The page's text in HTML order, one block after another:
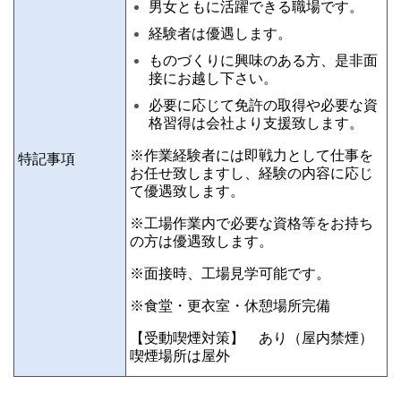
特記事項
男女ともに活躍できる職場です。
経験者は優遇します。
ものづくりに興味のある方、是非面
接にお越し下さい。
必要に応じて免許の取得や必要な資
格習得は会社より支援致します。
※作業経験者には即戦力として仕事を
お任せ致しますし、経験の内容に応じ
て優遇致します。
※工場作業内で必要な資格等をお持ち
の方は優遇致します。
※面接時、工場見学可能です。
※食堂・更衣室・休憩場所完備
【受動喫煙対策】 あり（屋内禁煙）
喫煙場所は屋外